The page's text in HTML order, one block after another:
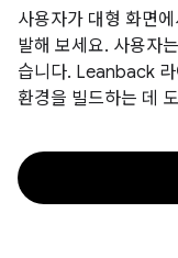
사용자가 대형 화면
발해 보세요. 사용자
습니다. Leanback
환경을 빌드하는 데